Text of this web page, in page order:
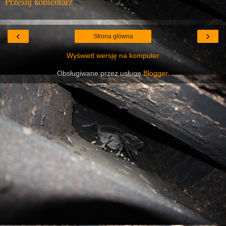
‹ ›
Strona główna
Wyświetl wersję na komputer
Obsługiwane przez usługęBlogger.